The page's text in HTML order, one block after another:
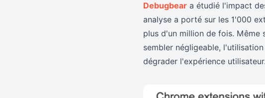
Debugbear a étudié l'impact
analyse a porté sur les 1'000
plus d'un million de fois. Même
sembler négligeable,
dégrader l'expérience utilisateur.